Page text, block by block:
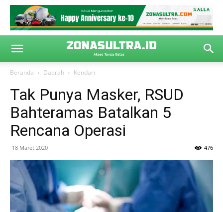
Beranda Daerah Kendari
Tak Punya Masker, RSUD
Bahteramas Batalkan 5
Rencana Operasi
18 Maret 2020 476